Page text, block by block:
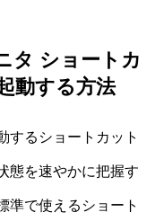
タ ショートカ
動する方法
するショートカット
態を速やかに把握す
準で使えるショート